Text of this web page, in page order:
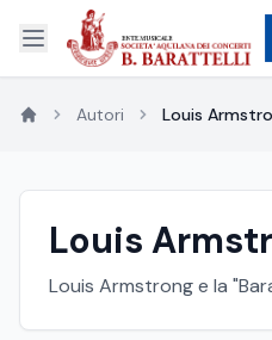
Autori Louis
Louis
Louis Armstrong e la